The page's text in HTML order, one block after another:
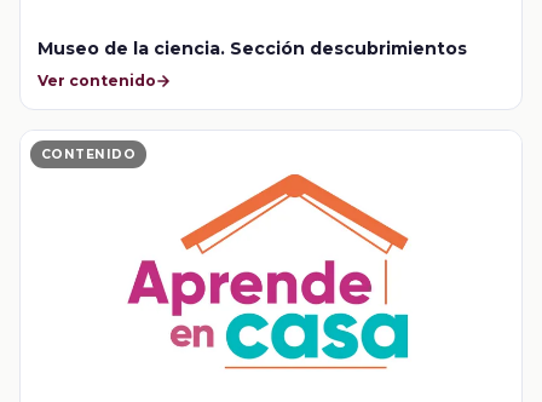
Museo de la ciencia. Sección descubrimientos
Ver contenido
CONTENIDO